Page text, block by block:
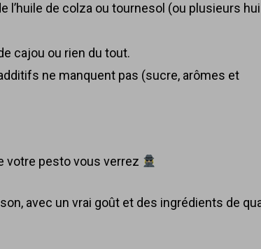
l’huile de colza ou tournesol (ou plusieurs
cajou ou rien du tout.
ne manquent pas (sucre, arômes et
votre pesto vous verrez
avec un vrai goût et des ingrédients de